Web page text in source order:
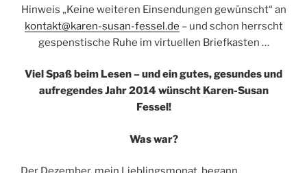
Hinweis „Keine weiteren Einsendungen gewünscht“ an
kontakt@karen-susan-fessel.de – und schon herrscht
gespenstische Ruhe im virtuellen Briefkasten …
Viel Spaß beim Lesen – und ein gutes, gesundes und
aufregendes Jahr 2014 wünscht Karen-Susan
Fessel!
Was war?